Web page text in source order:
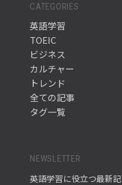
CATEGORIES
英語学習
TOEIC
ビジネス
カルチャー
トレンド
全ての記事
タグ一覧
NEWSLETTER
英語学習に役立つ最新